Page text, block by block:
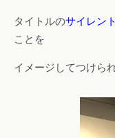
タイトルのサイレン
ことを
イメージしてつけら